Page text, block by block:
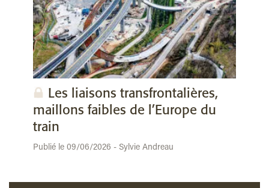
Les liaisons transfrontalières,
maillons faibles de l’Europe du
train
Publié le 09/06/2026 - Sylvie Andreau